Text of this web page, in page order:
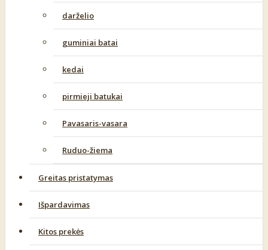
darželio
guminiai batai
kedai
pirmieji batukai
Pavasaris-vasara
Ruduo-žiema
Greitas pristatymas
Išpardavimas
Kitos prekės